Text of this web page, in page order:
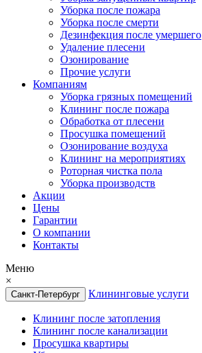
Уборка после пожара
Уборка после смерти
Дезинфекция после умершего
Удаление плесени
Озонирование
Прочие услуги
Компаниям
Уборка грязных помещений
Клининг после пожара
Обработка от плесени
Просушка помещений
Озонирование воздуха
Клининг на мероприятиях
Роторная чистка пола
Уборка производств
Акции
Цены
Гарантии
О компании
Контакты
Меню
×
Санкт-Петербург Клининговые услуги
Клининг после затопления
Клининг после канализации
Просушка квартиры